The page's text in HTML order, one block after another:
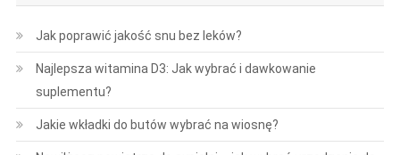
Jak poprawić jakość snu bez leków?
Najlepsza witamina D3: Jak wybrać i dawkowanie
suplementu?
Jakie wkładki do butów wybrać na wiosnę?